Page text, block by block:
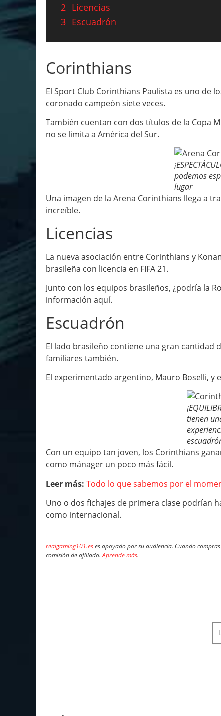
2 Licencias
3 Escuadrón
Corinthians
El Sport Club Corinthians Paulista es uno de
coronado campeón siete veces.
También cuentan con dos títulos de la Copa
no se limita a América del Sur.
podemos
lugar
Una imagen de la Arena Corinthians llega a
increíble.
Licencias
La nueva asociación entre Corinthians y
brasileña con licencia en FIFA 21.
Junto con los equipos brasileños, ¿podría la
información aquí.
Escuadrón
El lado brasileño contiene una gran cantidad
familiares también.
El experimentado argentino, Mauro Boselli, y
tienen
Con un equipo tan joven, los Corinthians
como mánager un poco más fácil.
Leer más: Todo lo que sabemos por el
Uno o dos fichajes de primera clase podrían
como internacional.
realgaming101.eses apoyado por su audiencia. Cuando
comisión de afiliado.Aprende más.